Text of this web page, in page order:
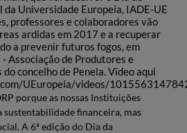
da Universidade Europeia, IADE-UE
professores e colaboradores vão
ardidas em 2017 e a recuperar
a prevenir futuros fogos, em
Associação de Produtores e
concelho de Penela. Vídeo aqui
UEuropeia/videos/
porque as nossas Instituições
financeira, mas
A 6ª edição do Dia da